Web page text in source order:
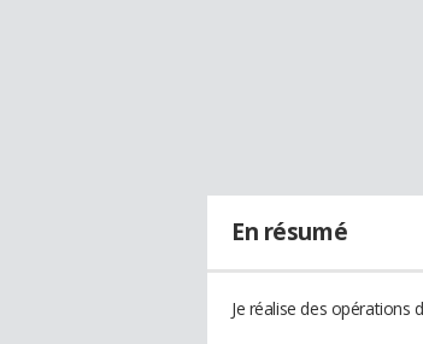
En résumé
Je réalise des opérations